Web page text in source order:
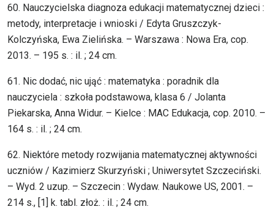
60. Nauczycielska diagnoza edukacji matematycznej dzieci :
metody, interpretacje i wnioski / Edyta Gruszczyk-
Kolczyńska, Ewa Zielińska. – Warszawa : Nowa Era, cop.
2013. – 195 s. : il. ; 24 cm.
61. Nic dodać, nic ująć : matematyka : poradnik dla
nauczyciela : szkoła podstawowa, klasa 6 / Jolanta
Piekarska, Anna Widur. – Kielce : MAC Edukacja, cop. 2010. –
164 s. : il. ; 24 cm.
62. Niektóre metody rozwijania matematycznej aktywności
uczniów / Kazimierz Skurzyński ; Uniwersytet Szczeciński.
– Wyd. 2 uzup. – Szczecin : Wydaw. Naukowe US, 2001. –
214 s., [1] k. tabl. złoż. : il. ; 24 cm.